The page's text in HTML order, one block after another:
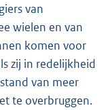
van
wielen en van
komen voor
zij in redelijkheid
van meer
te overbruggen.